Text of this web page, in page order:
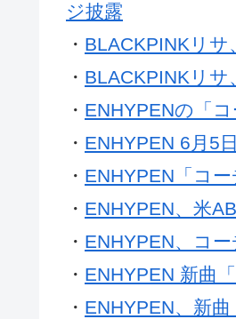
ジ披露
・ BLACKPINKリ
・ BLACKPINKリ
・ ENHYPENの「
・ ENHYPEN 6月5
・ ENHYPEN「コ
・ ENHYPEN、米
・ ENHYPEN、コ
・ ENHYPEN 新曲
・ ENHYPEN、新